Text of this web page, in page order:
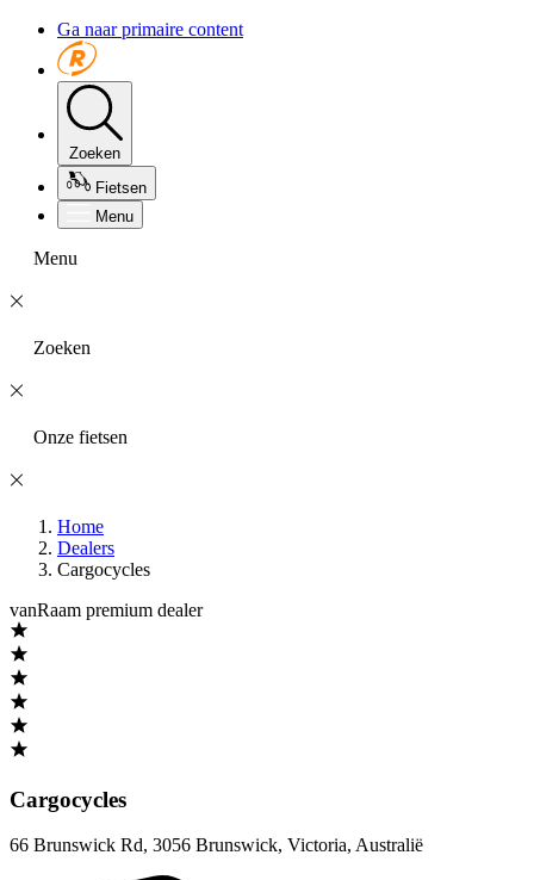
Ga naar primaire content
Zoeken
Fietsen
Menu
Menu
Zoeken
Onze fietsen
Home
Dealers
Cargocycles
vanRaam premium dealer
Cargocycles
66 Brunswick Rd, 3056 Brunswick, Victoria, Australië